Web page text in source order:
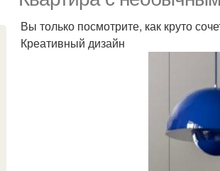
Вы только посмотрите, как круто
Креативный дизайн